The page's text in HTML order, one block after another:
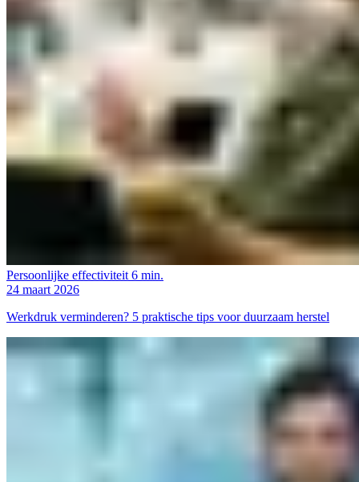
Persoonlijke effectiviteit6 min.
24 maart 2026
Werkdruk verminderen? 5 praktische tips voor duurzaam herstel